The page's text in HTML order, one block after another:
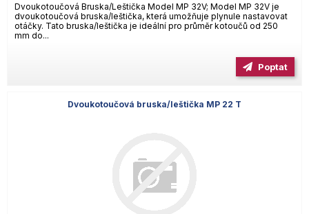
Dvoukotoučová Bruska/Leštička Model MP 32V; Model MP 32V je
dvoukotoučová bruska/leštička, která umožňuje plynule nastavovat
otáčky. Tato bruska/leštička je ideální pro průměr kotoučů od 250
mm do...
Poptat
Dvoukotoučová bruska/leštička MP 22 T